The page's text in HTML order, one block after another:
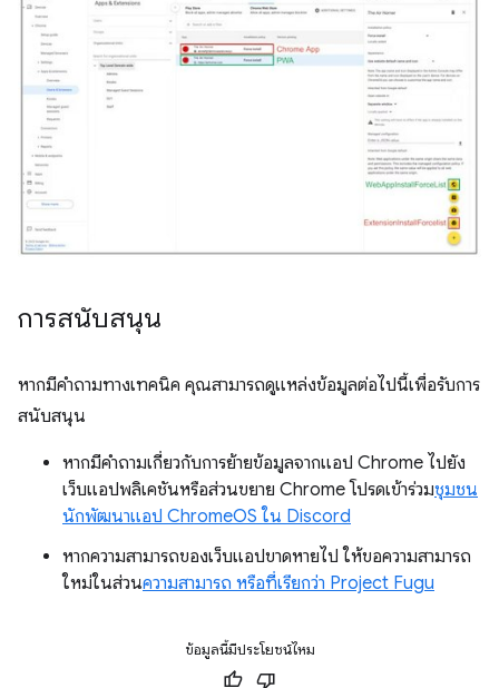
การสนับสนุน
หากมีคำถามทางเทคนิค คุณสามารถดูแหล่งข้อมูลต่อไปนี้เพื่อรับการ
สนับสนุน
หากมีคำถามเกี่ยวกับการย้ายข้อมูลจากแอป Chrome ไปยัง
เว็บแอปพลิเคชันหรือส่วนขยาย Chrome โปรดเข้าร่วมชุมชน
นักพัฒนาแอป ChromeOS ใน Discord
หากความสามารถของเว็บแอปขาดหายไป ให้ขอความสามารถ
ใหม่ในส่วนความสามารถ หรือที่เรียกว่า Project Fugu
ข้อมูลนี้มีประโยชน์ไหม